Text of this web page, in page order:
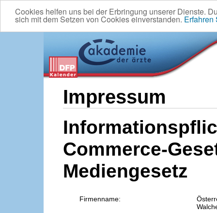
Cookies helfen uns bei der Erbringung unserer Dienste.
sich mit dem Setzen von Cookies einverstanden. Erfahren
Impressum
Commerce-
Mediengesetz
Firmenname: